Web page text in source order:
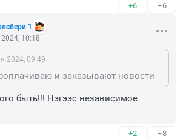
+6 –6
1
10:18
2024, 09:49
и заказывают новости
быть!!! Нэгээс независимое
+2 –8